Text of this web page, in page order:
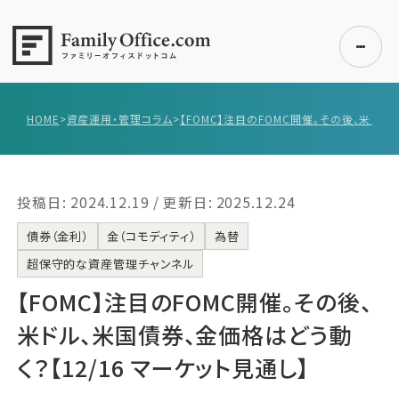
事例紹介
エキスパート一覧
無料講座
コラム
利用者の声
無料ご相談 ログイン
HOME>資産運用・管理コラム>
投稿日: 2024.12.19 / 更新日: 2025.12.24
債券（金利） 金（コモディティ）
為替
超保守的な資産管理チャンネル
【FOMC】注目のFOMC開催。その後、
米ドル、米国債券、金価格はどう動
く？【12/16 マーケット見通し】